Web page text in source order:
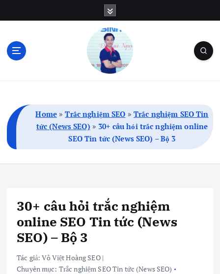
Home»Trắc nghiệm SEO » Trắc nghiệm SEO Tin
tức (News SEO) » 30+ câu hỏi trắc nghiệm online
SEO Tin tức (News SEO) – Bộ 3
30+ câu hỏi trắc nghiệm
online SEO Tin tức (News
SEO) – Bộ 3
Tác giả:Võ Việt Hoàng SEO|
Chuyên mục: Trắc nghiệm SEO Tin tức (News SEO)